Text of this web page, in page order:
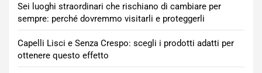
Sei luoghi straordinari che rischiano di cambiare per
sempre: perché dovremmo visitarli e proteggerli
Capelli Lisci e Senza Crespo: scegli i prodotti adatti per
ottenere questo effetto